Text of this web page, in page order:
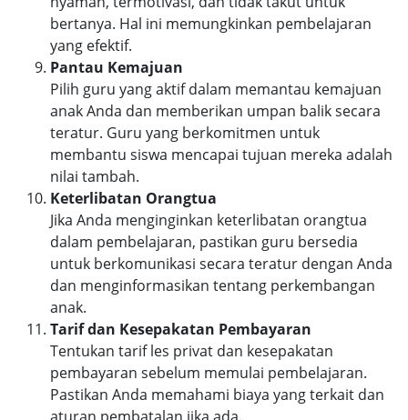
bertanya. Hal ini memungkinkan pembelajaran
yang efektif.
Pantau Kemajuan
Pilih guru yang aktif dalam memantau kemajuan
anak Anda dan memberikan umpan balik secara
teratur. Guru yang berkomitmen untuk
membantu siswa mencapai tujuan mereka adalah
nilai tambah.
Keterlibatan Orangtua
Jika Anda menginginkan keterlibatan orangtua
dalam pembelajaran, pastikan guru bersedia
untuk berkomunikasi secara teratur dengan Anda
dan menginformasikan tentang perkembangan
anak.
Tarif dan Kesepakatan Pembayaran
Tentukan tarif les privat dan kesepakatan
pembayaran sebelum memulai pembelajaran.
Pastikan Anda memahami biaya yang terkait dan